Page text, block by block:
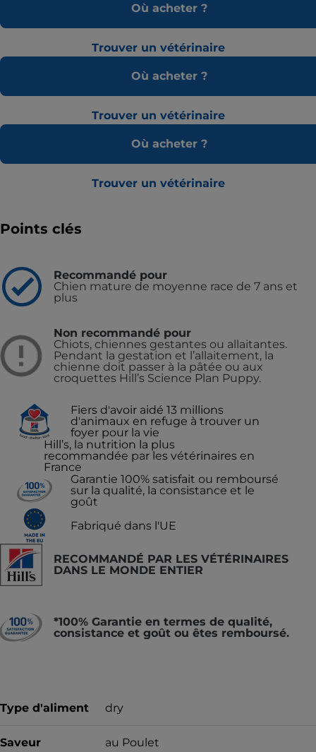
Où acheter ?
Trouver un vétérinaire
Où acheter ?
Trouver un vétérinaire
Où acheter ?
Trouver un vétérinaire
Points clés
Recommandé pour
Chien mature de moyenne race de 7 ans et
plus
Non recommandé pour
Chiots, chiennes gestantes ou allaitantes.
Pendant la gestation et l’allaitement, la
chienne doit passer à la pâtée ou aux
croquettes Hill’s Science Plan Puppy.
Fiers d'avoir aidé 13 millions
d'animaux en refuge à trouver un
foyer pour la vie
Hill’s, la nutrition la plus
recommandée par les vétérinaires en
France
Garantie 100% satisfait ou remboursé
sur la qualité, la consistance et le
goût
Fabriqué dans l'UE
RECOMMANDÉ PAR LES VÉTÉRINAIRES
DANS LE MONDE ENTIER
*100% Garantie en termes de qualité,
consistance et goût ou êtes remboursé.
Type d'aliment dry
Saveur au Poulet